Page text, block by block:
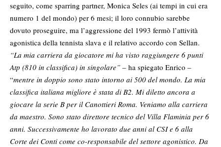
seguito, come sparring partner, Monica Seles (ai tempi in cui era
numero 1 del mondo) per 6 mesi; il loro connubio sarebbe
dovuto proseguire, ma l’aggressione del 1993 fermò l’attività
agonistica della tennista slava e il relativo accordo con Sellan.
“La mia carriera da giocatore mi ha visto raggiungere 6 punti
Atp (810 in classifica) in singolare” – ha spiegato Enrico –
“mentre in doppio sono stato intorno ai 500 del mondo. La mia
classifica italiana migliore è stata di B2. Mi diletto ancora a
giocare la serie B per il Canottieri Roma. Veniamo alla carriera
da maestro. Sono stato direttore tecnico del Villa Flaminia per 6
anni. Successivamente ho lavorato due anni al CSI e 6 alla
Corte dei Conti come co-responsabile del settore agonistico. Da